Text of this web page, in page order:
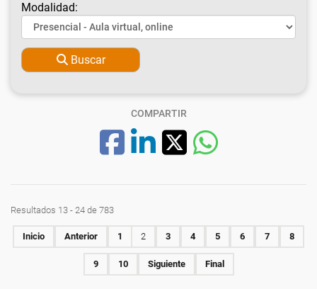
Modalidad:
Buscar
COMPARTIR
Resultados 13 - 24 de 783
Inicio Anterior 1 2 3 4 5 6 7 8
9 10 Siguiente Final